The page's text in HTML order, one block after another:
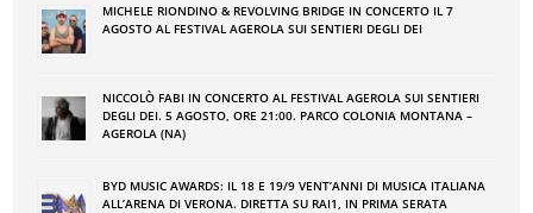
MICHELE RIONDINO & REVOLVING BRIDGE IN CONCERTO IL 7
AGOSTO AL FESTIVAL AGEROLA SUI SENTIERI DEGLI DEI
NICCOLÒ FABI IN CONCERTO AL FESTIVAL AGEROLA SUI SENTIERI
DEGLI DEI. 5 AGOSTO, ORE 21:00. PARCO COLONIA MONTANA –
AGEROLA (NA)
BYD MUSIC AWARDS: IL 18 E 19/9 VENT’ANNI DI MUSICA ITALIANA
ALL’ARENA DI VERONA. DIRETTA SU RAI1, IN PRIMA SERATA